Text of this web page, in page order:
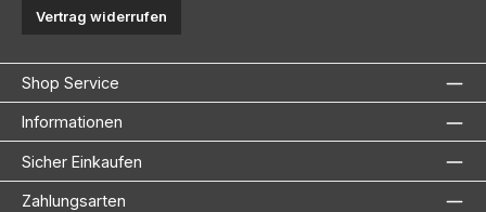
Vertrag widerrufen
Shop Service
Informationen
Sicher Einkaufen
Zahlungsarten